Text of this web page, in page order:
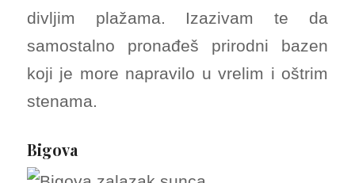
divljim plažama. Izazivam te da
samostalno pronađeš prirodni bazen
koji je more napravilo u vrelim i oštrim
stenama.
Bigova